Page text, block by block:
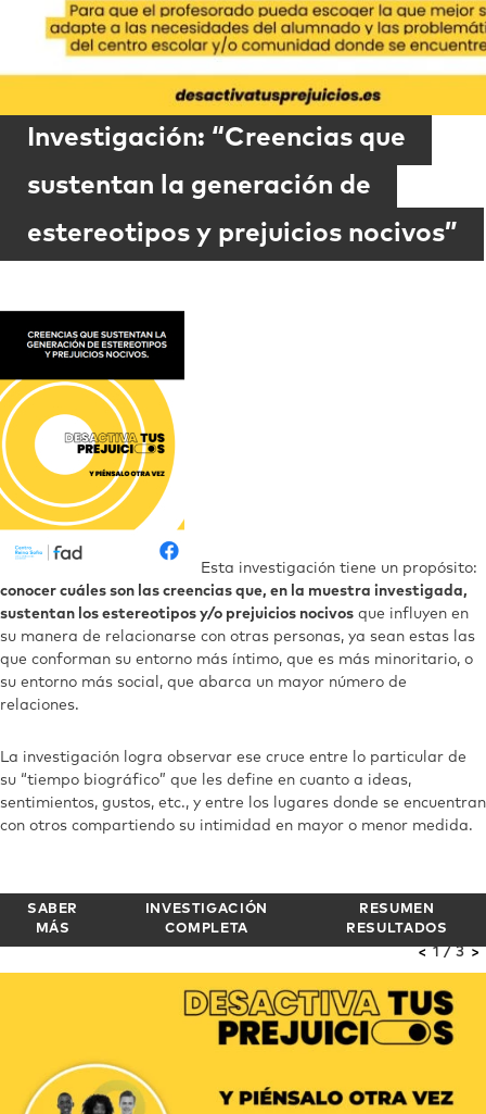
Investigación: “Creencias que
sustentan la generación de
estereotipos y prejuicios nocivos”
Esta investigación tiene un propósito:
conocer cuáles son las creencias que, en la muestra investigada,
sustentan los estereotipos y/o prejuicios nocivos que influyen en
su manera de relacionarse con otras personas, ya sean estas las
que conforman su entorno más íntimo, que es más minoritario, o
su entorno más social, que abarca un mayor número de
relaciones.
La investigación logra observar ese cruce entre lo particular de
su “tiempo biográfico” que les define en cuanto a ideas,
sentimientos, gustos, etc., y entre los lugares donde se encuentran
con otros compartiendo su intimidad en mayor o menor medida.
SABER
MÁS
INVESTIGACIÓN
COMPLETA
RESUMEN
RESULTADOS
< 1 / 3 >